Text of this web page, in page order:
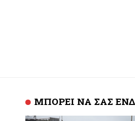
ΜΠΟΡΕΙ ΝΑ ΣΑΣ